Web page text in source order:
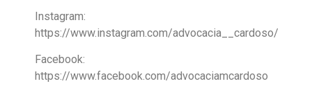
Instagram:
https://www.instagram.com/advocacia__cardoso/
Facebook:
https://www.facebook.com/advocaciamcardoso